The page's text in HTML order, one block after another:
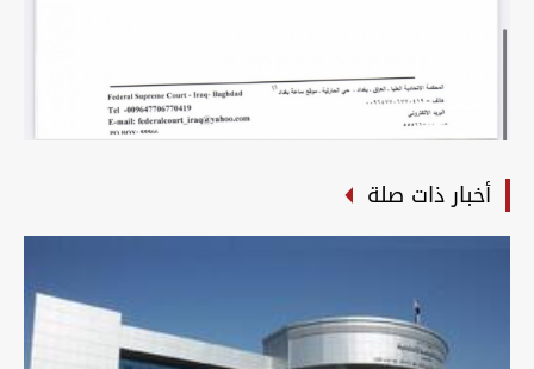
أخبار ذات صلة